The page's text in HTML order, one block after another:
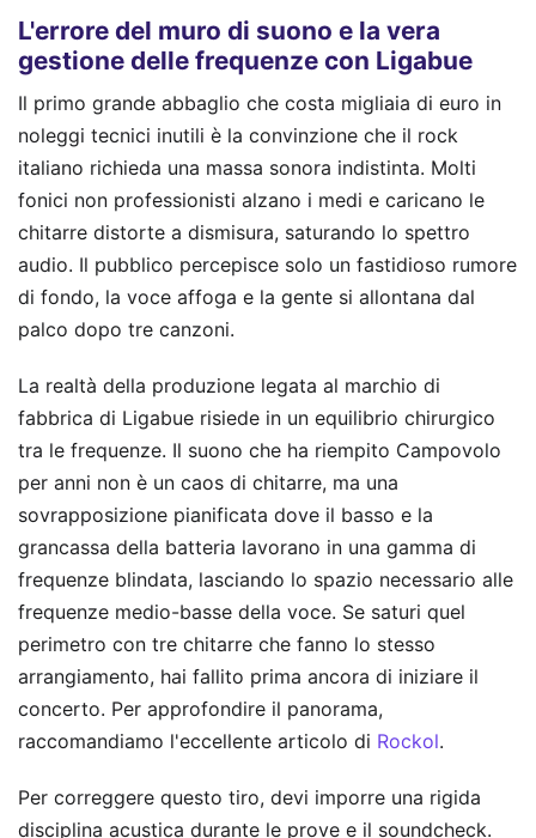
L'errore del muro di suono e la vera
gestione delle frequenze con Ligabue
Il primo grande abbaglio che costa migliaia di euro in
noleggi tecnici inutili è la convinzione che il rock
italiano richieda una massa sonora indistinta. Molti
fonici non professionisti alzano i medi e caricano le
chitarre distorte a dismisura, saturando lo spettro
audio. Il pubblico percepisce solo un fastidioso rumore
di fondo, la voce affoga e la gente si allontana dal
palco dopo tre canzoni.
La realtà della produzione legata al marchio di
fabbrica di Ligabue risiede in un equilibrio chirurgico
tra le frequenze. Il suono che ha riempito Campovolo
per anni non è un caos di chitarre, ma una
sovrapposizione pianificata dove il basso e la
grancassa della batteria lavorano in una gamma di
frequenze blindata, lasciando lo spazio necessario alle
frequenze medio-basse della voce. Se saturi quel
perimetro con tre chitarre che fanno lo stesso
arrangiamento, hai fallito prima ancora di iniziare il
concerto. Per approfondire il panorama,
raccomandiamo l'eccellente articolo di Rockol.
Per correggere questo tiro, devi imporre una rigida
disciplina acustica durante le prove e il soundcheck.